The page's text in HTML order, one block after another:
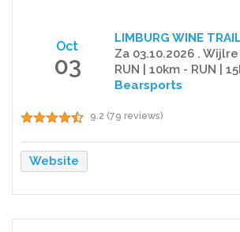
Oct
03
LIMBURG WINE
Za 03.10.2026 . Wijlre
RUN | 10km - RUN |
Bearsports
9.2 (79 reviews)
Website